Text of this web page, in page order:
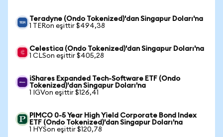
Teradyne (Ondo Tokenized)'dan Singapur Doları'na
1 TERon eşittir $494,38
Celestica (Ondo Tokenized)'dan Singapur Doları'na
1 CLSon eşittir $405,28
iShares Expanded Tech-Software ETF (Ondo
Tokenized)'dan Singapur Doları'na
1 IGVon eşittir $126,41
PIMCO 0-5 Year High Yield Corporate Bond Index
ETF (Ondo Tokenized)'dan Singapur Doları'na
1 HYSon eşittir $120,78